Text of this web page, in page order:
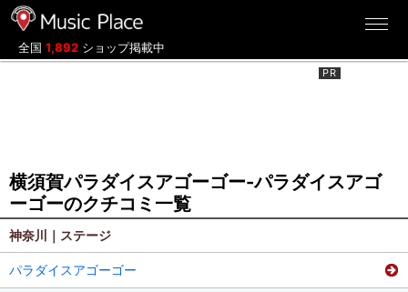
全国 1,892 ショップ掲載中
横須賀パラダイスアゴーゴー-パラダイスアゴ
ーゴーのクチコミ一覧
神奈川｜ステージ
パラダイスアゴーゴー